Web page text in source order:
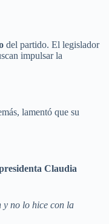
del partido. El legislador
impulsar la
lamentó que su
Claudia
y no lo hice con la